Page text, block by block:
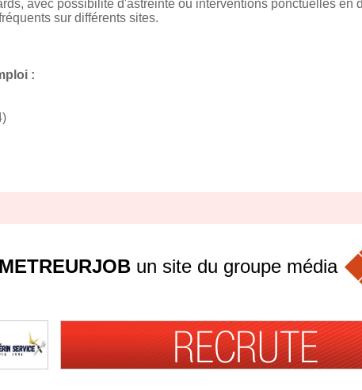
avec possibilité d'astreinte ou interventions ponctuelles en
sur différents sites.
:
METREURJOB un site du groupe média